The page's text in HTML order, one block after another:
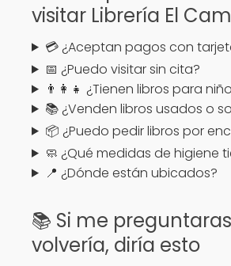
visitar Librería El
💳 ¿Aceptan pagos con
📅 ¿Puedo visitar sin cita?
👨‍👩‍👧 ¿Tienen libros para
📚 ¿Venden libros usados o
📦 ¿Puedo pedir libros por
🧼 ¿Qué medidas de higiene
📍 ¿Dónde están ubicados?
📚 Si me
volvería, diría esto